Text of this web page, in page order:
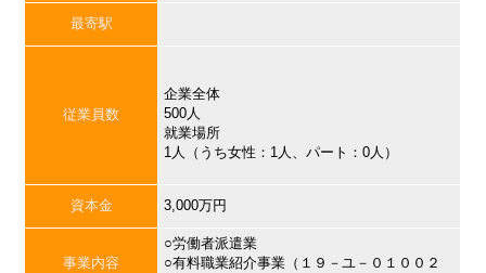
最寄駅
従業員数
企業全体
500人
就業場所
1人（うち女性：1人、パート：0人）
資本金 3,000万円
事業内容
○労働者派遣業
○有料職業紹介事業（１９－ユ－０１００２